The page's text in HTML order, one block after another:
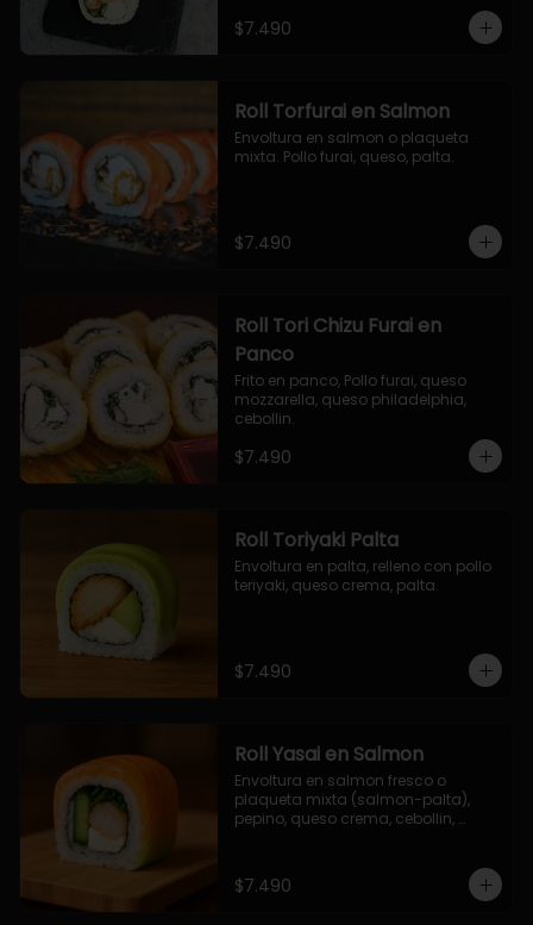
$7.490
Roll Torfurai en Salmon
Envoltura en salmon o plaqueta
mixta. Pollo furai, queso, palta.
$7.490
Roll Tori Chizu Furai en
Panco
Frito en panco, Pollo furai, queso
mozzarella, queso philadelphia,
cebollin.
$7.490
Roll Toriyaki Palta
Envoltura en palta, relleno con pollo
teriyaki, queso crema, palta.
$7.490
Roll Yasai en Salmon
Envoltura en salmon fresco o
plaqueta mixta (salmon-palta),
pepino, queso crema, cebollin,
$7.490